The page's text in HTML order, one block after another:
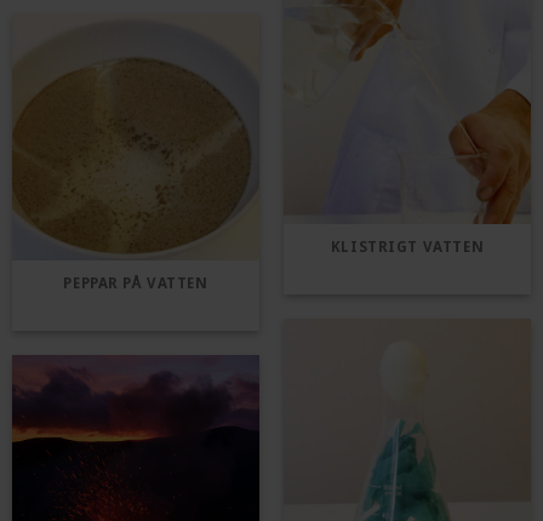
KLISTRIGT VATTEN
PEPPAR PÅ VATTEN